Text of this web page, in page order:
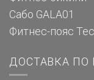
Сабо GALA01
Фитнес-пояс
ДОСТАВКА ПО